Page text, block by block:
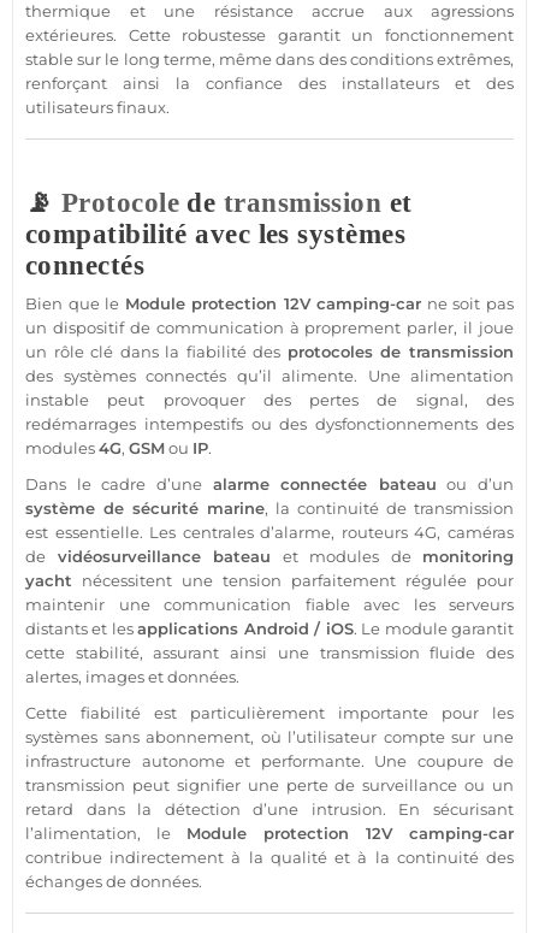
thermique et une résistance accrue aux agressions
extérieures. Cette robustesse garantit un fonctionnement
stable sur le long terme, même dans des conditions extrêmes,
renforçant ainsi la confiance des installateurs et des
utilisateurs finaux.
📡 Protocolede transmission et
compatibilité avec les systèmes
connectés
Bien que le Module protection 12V camping-car ne soit pas
un dispositif de communication à proprement parler, il joue
un rôle clé dans la fiabilité des protocoles detransmission
des systèmes connectés qu’il alimente. Une alimentation
instable peut provoquer des pertes de signal, des
redémarrages intempestifs ou des dysfonctionnements des
modules4G, GSMou IP.
Dans le cadre d’une alarme connectée bateau ou d’un
système de sécurité marine, la continuité de transmission
est essentielle. Les centrales d’alarme, routeurs4G, caméras
de vidéosurveillance bateau et modules de monitoring
yacht nécessitent une tension parfaitement régulée pour
maintenir une communication fiableavec les serveurs
distants et lesapplications Android / iOS. Le modulegarantit
cette stabilité, assurant ainsi une transmission fluide des
alertes, images et données.
Cette fiabilité est particulièrement importante pour les
systèmes sans abonnement, où l’utilisateur compte sur une
infrastructure autonome et performante. Une coupure de
transmission peut signifier une perte desurveillance ou un
retard dans la détection d’une intrusion. En sécurisant
l’alimentation, le Module protection 12V
camping-car
contribue indirectement à la qualité et à la continuité des
échanges de données.